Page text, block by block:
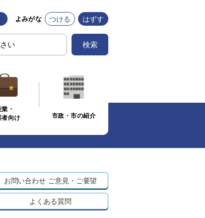
よみがな つける はずす
検索
・
者向け
市政・市の紹介
お問い合わせ ご意見・ご要望
よくある質問